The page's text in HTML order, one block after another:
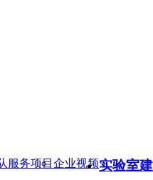
服务项目 企业视频实验室